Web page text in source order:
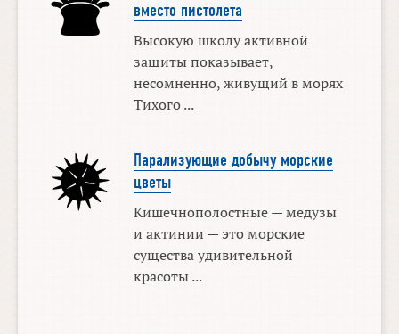
вместо пистолета
Высокую школу активной
защиты показывает,
несомненно, живущий в морях
Тихого ...
Парализующие добычу морские
цветы
Кишечнополостные — медузы
и актинии — это морские
существа удивительной
красоты ...